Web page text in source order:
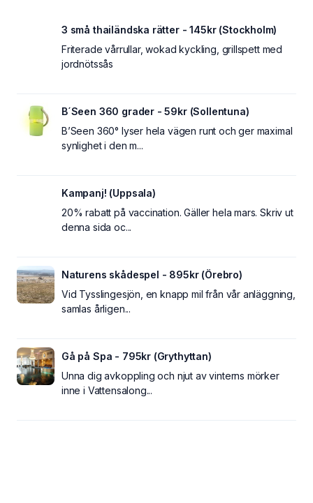
3 små thailändska rätter - 145kr (Stockholm)
Friterade vårrullar, wokad kyckling, grillspett med
jordnötssås
B´Seen 360 grader - 59kr (Sollentuna)
B’Seen 360° lyser hela vägen runt och ger maximal
synlighet i den m...
Kampanj! (Uppsala)
20% rabatt på vaccination. Gäller hela mars. Skriv ut
denna sida oc...
Naturens skådespel - 895kr (Örebro)
Vid Tysslingesjön, en knapp mil från vår anläggning,
samlas årligen...
Gå på Spa - 795kr (Grythyttan)
Unna dig avkoppling och njut av vinterns mörker
inne i Vattensalong...